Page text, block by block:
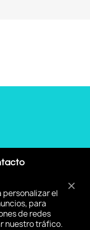
y recibir
y
personalizar el
para
de redes
nuestro tráfico.